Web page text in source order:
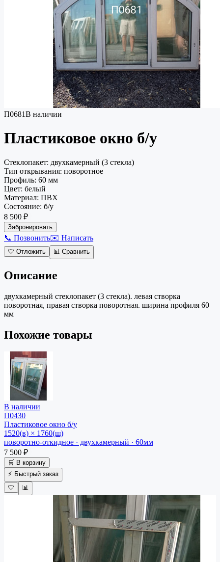
П0681В наличии
Пластиковое окно б/у
Стеклопакет: двухкамерный (3 стекла)
Тип открывания: поворотное
Профиль: 60 мм
Цвет: белый
Материал: ПВХ
Состояние: б/у
8 500 ₽
Забронировать
📞 Позвонить✉️ Написать
🤍 Отложить 📊 Сравнить
Описание
двухкамерный стеклопакет (3 стекла). левая створка
поворотная, правая створка поворотная. ширина профиля 60
мм
Похожие товары
В наличии
П0430
Пластиковое окно б/у
1520(в) × 1760(ш)
поворотно-откидное · двухкамерный · 60мм
7 500 ₽
🛒 В корзину
⚡ Быстрый заказ
🤍
📊